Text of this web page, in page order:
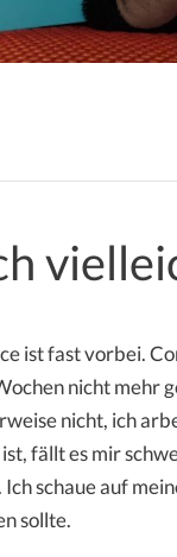
ist fast vorbei.
nicht mehr
nicht, ich
fällt es mir
schaue auf
sollte.